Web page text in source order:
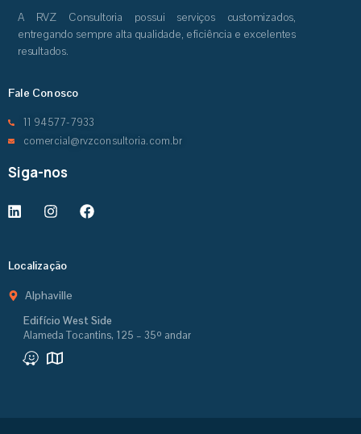
A RVZ Consultoria possui serviços customizados,
entregando sempre alta qualidade, eficiência e excelentes
resultados.
Fale Conosco
11 94577-7933
comercial@rvzconsultoria.com.br
Siga-nos
Localização
Alphaville
Edifício West Side
Alameda Tocantins, 125 – 35º andar